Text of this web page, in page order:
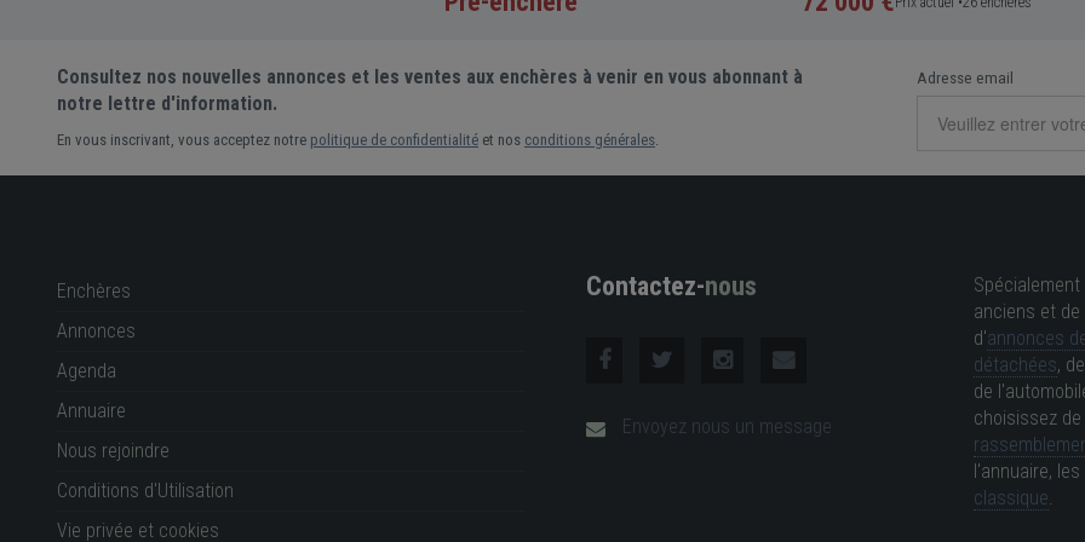
Consultez nos nouvelles annonces et les ventes aux enchères à venir en vous abonnant à
notre lettre d'information.
En vous inscrivant, vous acceptez notre politique de confidentialité et nos conditions générales
Adresse email
Enchères
Annonces
Agenda
Annuaire
Nous rejoindre
Conditions d'Utilisation
Vie privée et cookies
Contactez-nous
Envoyez nous un message
anciens et
d'annonces
détachées,
de
choisissez de
l'annuaire,
classique